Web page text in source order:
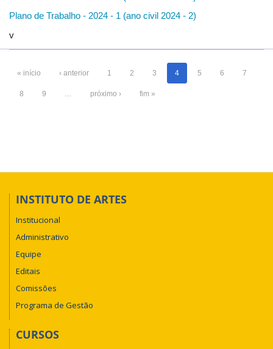
Plano de Trabalho - 2024 - 1 (ano civil 2024 - 2)
v
« início ‹ anterior 1 2 3 4 5 6 7
8 9 próximo › fim »
INSTITUTO DE ARTES
Institucional
Administrativo
Equipe
Editais
Comissões
Programa de Gestão
CURSOS